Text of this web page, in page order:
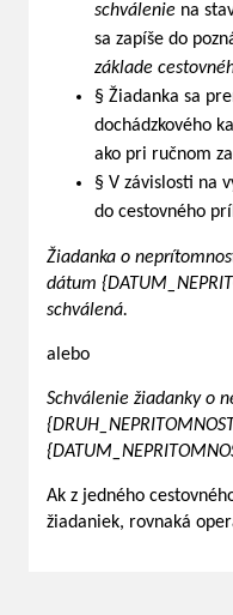
schválenie na
sa zapíše do
základe
§ Žiadanka sa
dochádzkového
ako pri ručnom
§ V závislosti na
do cestovného
Žiadanka o
dátum
schválená.
alebo
Schválenie žiadanky o
Ak z jedného
žiadaniek, rovnaká